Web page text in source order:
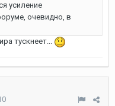
усиление
очевидно, в
тускнеет...